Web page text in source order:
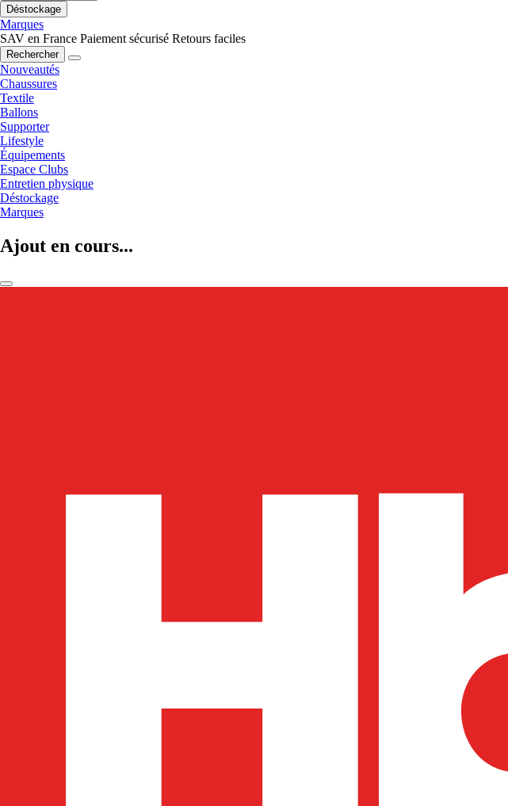
Déstockage
Marques
SAV en France Paiement sécurisé Retours faciles
Rechercher
Nouveautés
Chaussures
Textile
Ballons
Supporter
Lifestyle
Équipements
Espace Clubs
Entretien physique
Déstockage
Marques
Ajout en cours...